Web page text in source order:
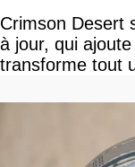
Crimson Desert
à jour, qui
transforme tout